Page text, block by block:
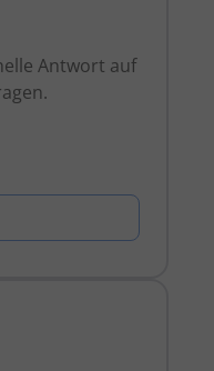
Antwort auf